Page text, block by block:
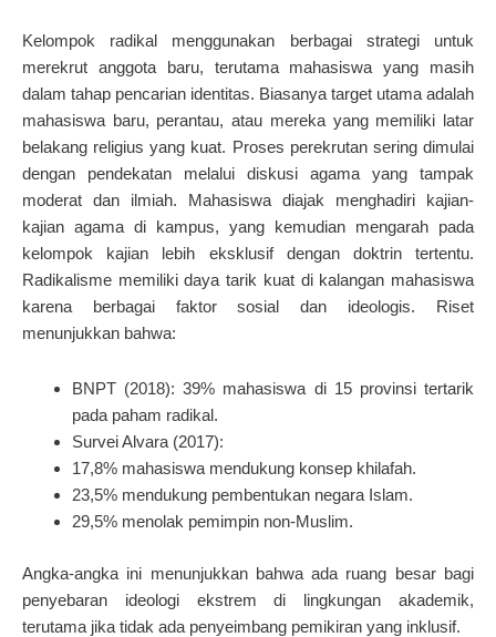
Kelompok radikal menggunakan berbagai strategi untuk
merekrut anggota baru, terutama mahasiswa yang masih
dalam tahap pencarian identitas. Biasanya target utama adalah
mahasiswa baru, perantau, atau mereka yang memiliki latar
belakang religius yang kuat. Proses perekrutan sering dimulai
dengan pendekatan melalui diskusi agama yang tampak
moderat dan ilmiah. Mahasiswa diajak menghadiri kajian-
kajian agama di kampus, yang kemudian mengarah pada
kelompok kajian lebih eksklusif dengan doktrin tertentu.
Radikalisme memiliki daya tarik kuat di kalangan mahasiswa
karena berbagai faktor sosial dan ideologis. Riset
menunjukkan bahwa:
BNPT (2018): 39% mahasiswa di 15 provinsi tertarik
pada paham radikal.
Survei Alvara (2017):
17,8% mahasiswa mendukung konsep khilafah.
23,5% mendukung pembentukan negara Islam.
29,5% menolak pemimpin non-Muslim.
Angka-angka ini menunjukkan bahwa ada ruang besar bagi
penyebaran ideologi ekstrem di lingkungan akademik,
terutama jika tidak ada penyeimbang pemikiran yang inklusif.